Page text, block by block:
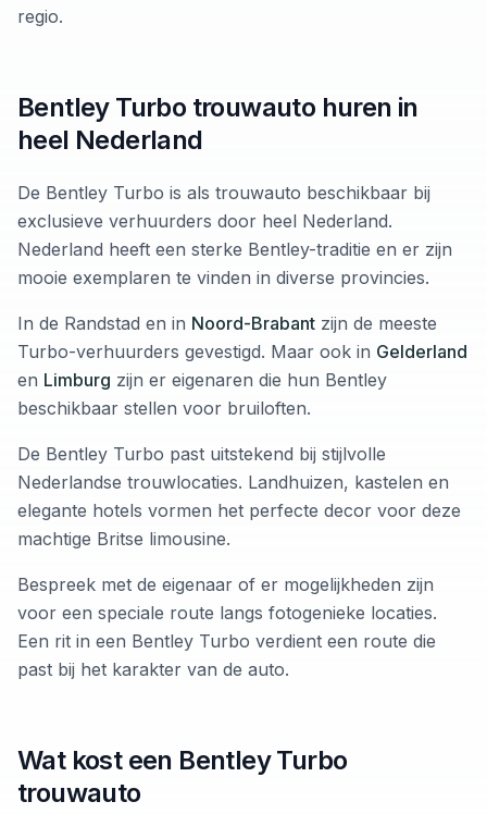
regio.
Bentley Turbo trouwauto huren in
heel Nederland
De Bentley Turbo is als trouwauto beschikbaar bij
exclusieve verhuurders door heel Nederland.
Nederland heeft een sterke Bentley-traditie en er zijn
mooie exemplaren te vinden in diverse provincies.
In de Randstad en in Noord-Brabant zijn de meeste
Turbo-verhuurders gevestigd. Maar ook in Gelderland
en Limburg zijn er eigenaren die hun Bentley
beschikbaar stellen voor bruiloften.
De Bentley Turbo past uitstekend bij stijlvolle
Nederlandse trouwlocaties. Landhuizen, kastelen en
elegante hotels vormen het perfecte decor voor deze
machtige Britse limousine.
Bespreek met de eigenaar of er mogelijkheden zijn
voor een speciale route langs fotogenieke locaties.
Een rit in een Bentley Turbo verdient een route die
past bij het karakter van de auto.
Wat kost een Bentley Turbo
trouwauto